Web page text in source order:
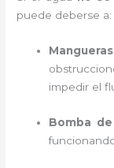
puede deberse a:
impedir el
Bomba